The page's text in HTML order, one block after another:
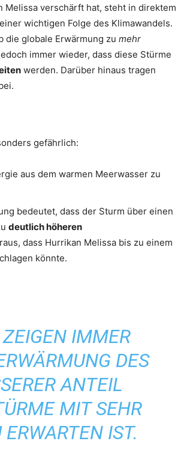
Melissa verschärft hat, steht in direktem
wichtigen Folge des Klimawandels.
die globale Erwärmung zu mehr
immer wieder, dass diese Stürme
werden. Darüber hinaus tragen
gefährlich:
aus dem warmen Meerwasser zu
bedeutet, dass der Sturm über einen
deutlich höheren
dass Hurrikan Melissa bis zu einem
könnte.
IMMER
DES
ANTEIL T
MIT SEHR H
IST.